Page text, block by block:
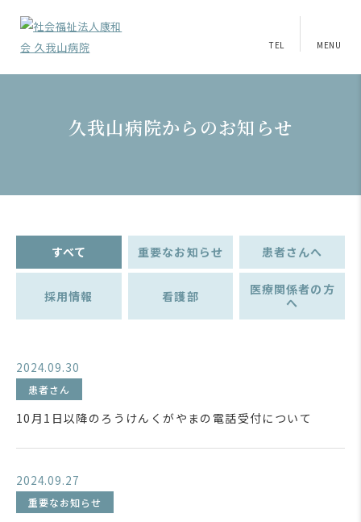
TEL MENU
久我山病院からのお知らせ
すべて 重要なお知らせ 患者さんへ
採用情報 看護部
医療関係者の方
へ
2024.09.30
患者さん
10月1日以降のろうけんくがやまの電話受付について
2024.09.27
重要なお知らせ